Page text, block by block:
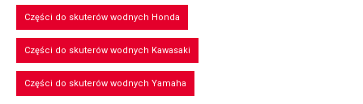
Części do skuterów wodnych Honda
Części do skuterów wodnych Kawasaki
Części do skuterów wodnych Yamaha